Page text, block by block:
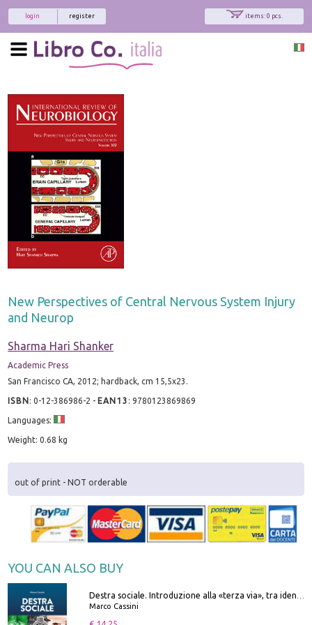
items: 0 pcs.
register
login
New Perspectives of Central Nervous System Injury
and Neurop
Sharma Hari Shanker
Academic Press
San Francisco CA, 2012; hardback, cm 15,5x23.
ISBN:0-12-386986-2 - EAN13 :9780123869869
Languages:
Weight: 0.68 kg
out of print - NOT orderable
YOU CAN ALSO BUY
Marco Cassini